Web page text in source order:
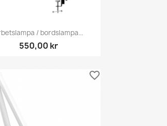
Snabbvy
/ bordslampa...
550,00 kr
favorite_border